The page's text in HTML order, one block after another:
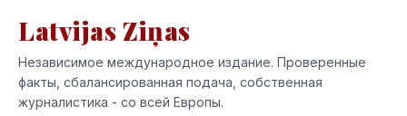
Latvijas Ziņas
Независимое международное издание. Проверенные
факты, сбалансированная подача, собственная
журналистика - со всей Европы.